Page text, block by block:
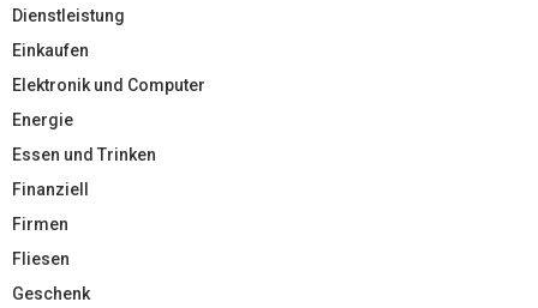
Dienstleistung
Einkaufen
Elektronik und Computer
Energie
Essen und Trinken
Finanziell
Firmen
Fliesen
Geschenk